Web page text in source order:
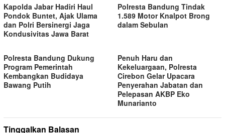
Kapolda Jabar Hadiri Haul
Pondok Buntet, Ajak Ulama
dan Polri Bersinergi Jaga
Kondusivitas Jawa Barat
Polresta Bandung Tindak
1.589 Motor Knalpot Brong
dalam Sebulan
Polresta Bandung Dukung
Program Pemerintah
Kembangkan Budidaya
Bawang Putih
Penuh Haru dan
Kekeluargaan, Polresta
Cirebon Gelar Upacara
Penyerahan Jabatan dan
Pelepasan AKBP Eko
Munarianto
Tinggalkan Balasan